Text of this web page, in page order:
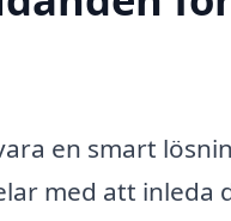
en smart
med att inleda